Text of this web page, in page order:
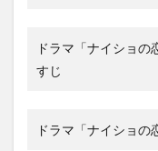
ドラマ「ナイショの
すじ
ドラマ「ナイショ